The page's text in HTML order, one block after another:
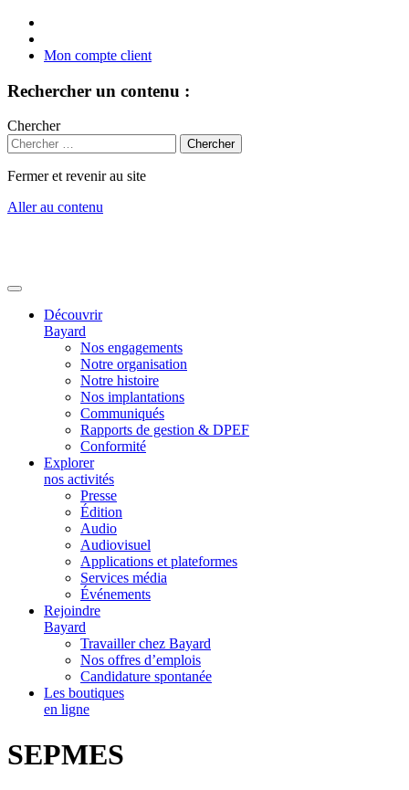
Mon compte client
Rechercher un contenu :
Chercher
Fermer et revenir au site
Aller au contenu
Découvrir
Bayard
Nos engagements
Notre organisation
Notre histoire
Nos implantations
Communiqués
Rapports de gestion & DPEF
Conformité
Explorer
nos activités
Presse
Édition
Audio
Audiovisuel
Applications et plateformes
Services média
Événements
Rejoindre
Bayard
Travailler chez Bayard
Nos offres d’emplois
Candidature spontanée
Les boutiques
en ligne
SEPMES